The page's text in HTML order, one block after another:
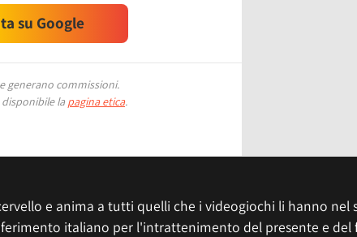
su Google
generano commissioni.
la pagina etica.
e anima a tutti quelli che i videogiochi li hanno nel
italiano per l'intrattenimento del presente e del